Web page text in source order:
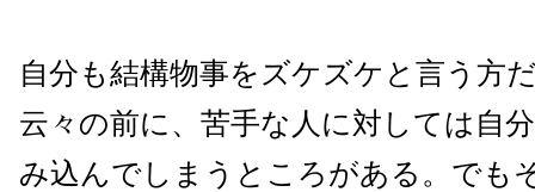
自分も結構物事をズケズケと言う方
云々の前に、苦手な人に対しては自
み込んでしまうところがある。でも